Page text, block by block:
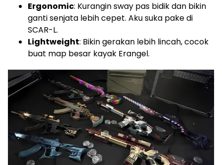
Ergonomic: Kurangin sway pas bidik dan bikin
ganti senjata lebih cepet. Aku suka pake di
SCAR-L.
Lightweight: Bikin gerakan lebih lincah, cocok
buat map besar kayak Erangel.